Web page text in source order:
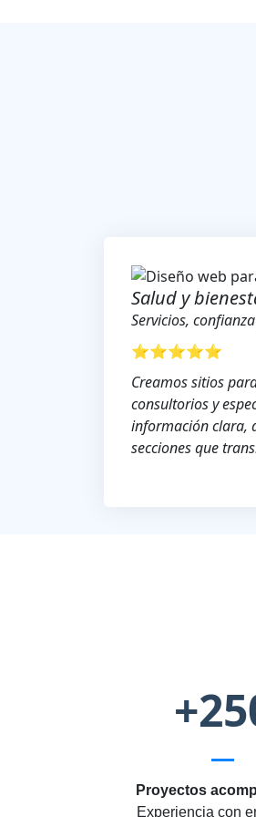
Salud y
Servicios,
⭐⭐⭐⭐⭐
Creamos sitios
consultorios y
información clara,
secciones que
Proyectos
Experiencia con